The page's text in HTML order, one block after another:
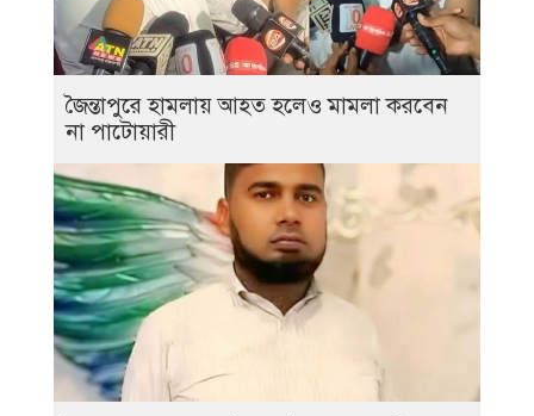
জৈন্তাপুরে হামলায় আহত হলেও মামলা করবেন
না পাটোয়ারী